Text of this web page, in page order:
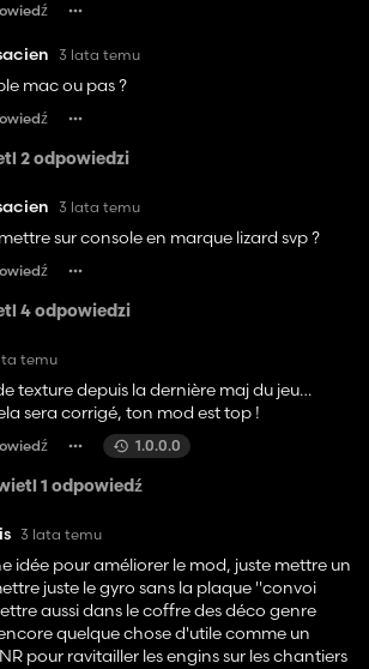
3 lata temu
mac ou pas ?
2 odpowiedzi
3 lata temu
sur console en marque lizard svp ?
4 odpowiedzi
temu
texture depuis la dernière maj du jeu…
sera corrigé, ton mod est top !
1.0.0.0
1 odpowiedź
3 lata temu
idée pour améliorer le mod, juste mettre un
juste le gyro sans la plaque "convoi
aussi dans le coffre des déco genre
quelque chose d'utile comme un
pour ravitailler les engins sur les chantiers